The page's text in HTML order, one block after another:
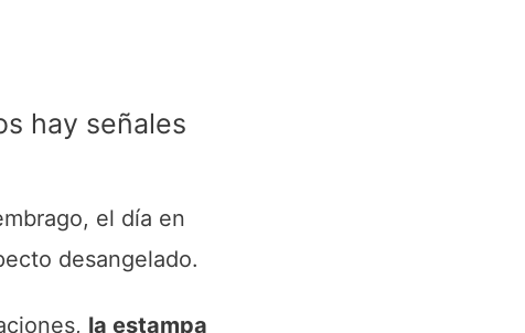
hay señales
el día en
desangelado.
la estampa